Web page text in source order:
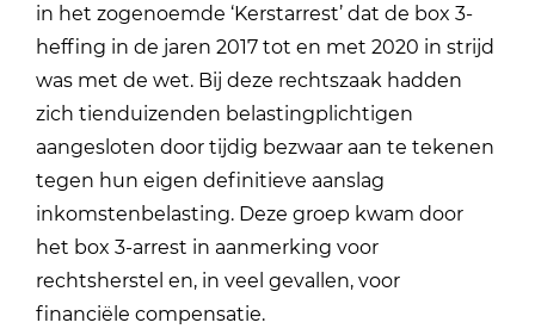
in het zogenoemde ‘Kerstarrest’ dat de box 3-
heffing in de jaren 2017 tot en met 2020 in strijd
was met de wet. Bij deze rechtszaak hadden
zich tienduizenden belastingplichtigen
aangesloten door tijdig bezwaar aan te tekenen
tegen hun eigen definitieve aanslag
inkomstenbelasting. Deze groep kwam door
het box 3-arrest in aanmerking voor
rechtsherstel en, in veel gevallen, voor
financiële compensatie.